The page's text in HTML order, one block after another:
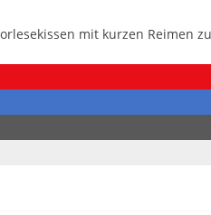
mit kurzen Reimen